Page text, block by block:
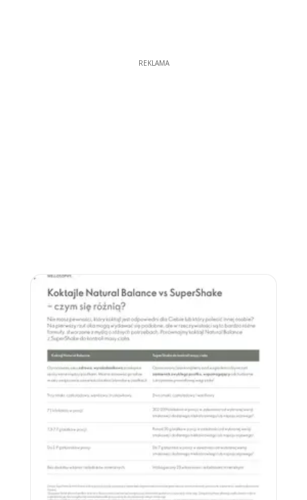
REKLAMA